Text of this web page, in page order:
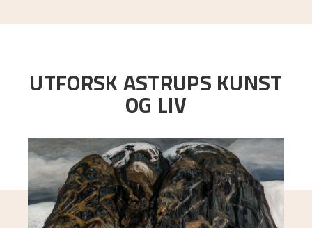
UTFORSK ASTRUPS KUNST
OG LIV